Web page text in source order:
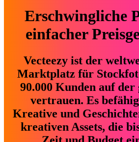
Erschwingliche
einfacher
Vecteezy ist der
Marktplatz für
90.000 Kunden auf der
vertrauen. Es
Kreative und
kreativen Assets, die